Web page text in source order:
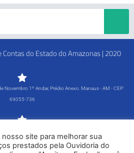
do Estado do Amazonas | 2020
Novembro 1º Andar, Prédio Anexo. Manaus - AM - CEP:
69055-736
Tel: (92) 98815-1000
site para melhorar sua
prestados pela Ouvidoria do